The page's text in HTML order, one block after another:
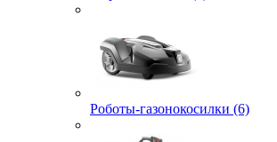
Роботы-газонокосилки (6)